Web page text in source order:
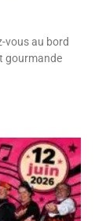
vous au bord
gourmande